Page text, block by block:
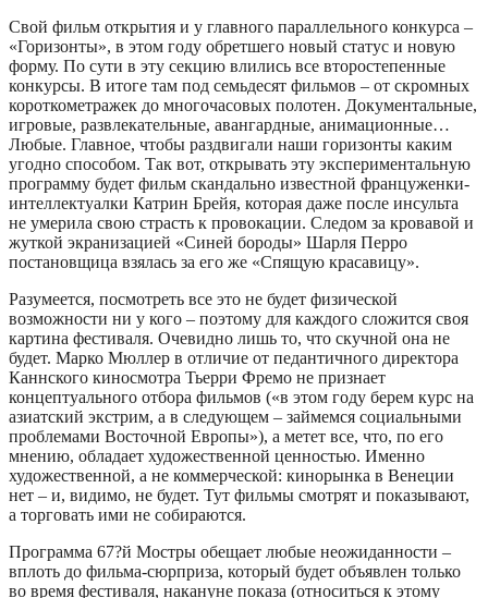
Свой фильм открытия и у главного параллельного конкурса –
«Горизонты», в этом году обретшего новый статус и новую
форму. По сути в эту секцию влились все второстепенные
конкурсы. В итоге там под семьдесят фильмов – от скромных
короткометражек до многочасовых полотен. Документальные,
игровые, развлекательные, авангардные, анимационные…
Любые. Главное, чтобы раздвигали наши горизонты каким
угодно способом. Так вот, открывать эту экспериментальную
программу будет фильм скандально известной француженки-
интеллектуалки Катрин Брейя, которая даже после инсульта
не умерила свою страсть к провокации. Следом за кровавой и
жуткой экранизацией «Синей бороды» Шарля Перро
постановщица взялась за его же «Спящую красавицу».
Разумеется, посмотреть все это не будет физической
возможности ни у кого – поэтому для каждого сложится своя
картина фестиваля. Очевидно лишь то, что скучной она не
будет. Марко Мюллер в отличие от педантичного директора
Каннского киносмотра Тьерри Фремо не признает
концептуального отбора фильмов («в этом году берем курс на
азиатский экстрим, а в следующем – займемся социальными
проблемами Восточной Европы»), а метет все, что, по его
мнению, обладает художественной ценностью. Именно
художественной, а не коммерческой: кинорынка в Венеции
нет – и, видимо, не будет. Тут фильмы смотрят и показывают,
а торговать ими не собираются.
Программа 67?й Мостры обещает любые неожиданности –
вплоть до фильма-сюрприза, который будет объявлен только
во время фестиваля, накануне показа (относиться к этому